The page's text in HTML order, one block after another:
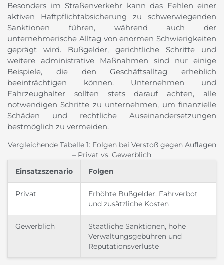
Besonders im Straßenverkehr kann das Fehlen einer
aktiven Haftpflichtabsicherung zu schwerwiegenden
Sanktionen führen, während auch der
unternehmerische Alltag von enormen Schwierigkeiten
geprägt wird. Bußgelder, gerichtliche Schritte und
weitere administrative Maßnahmen sind nur einige
Beispiele, die den Geschäftsalltag erheblich
beeinträchtigen können. Unternehmen und
Fahrzeughalter sollten stets darauf achten, alle
notwendigen Schritte zu unternehmen, um finanzielle
Schäden und rechtliche Auseinandersetzungen
bestmöglich zu vermeiden.
Vergleichende Tabelle 1: Folgen bei Verstoß gegen Auflagen
– Privat vs. Gewerblich
Einsatzszenario Folgen
Privat
Erhöhte Bußgelder, Fahrverbot
und zusätzliche Kosten
Gewerblich
Staatliche Sanktionen, hohe
Verwaltungsgebühren und
Reputationsverluste